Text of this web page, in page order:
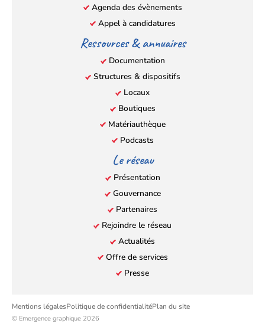
Agenda des évènements
Appel à candidatures
Ressources & annuaires
Documentation
Structures & dispositifs
Locaux
Boutiques
Matériauthèque
Podcasts
Le réseau
Présentation
Gouvernance
Partenaires
Rejoindre le réseau
Actualités
Offre de services
Presse
Mentions légalesPolitique de confidentialitéPlan du site
© Emergence graphique 2026